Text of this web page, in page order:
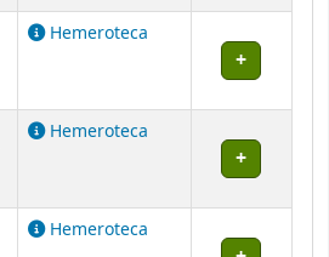
Hemeroteca
Hemeroteca
Hemeroteca